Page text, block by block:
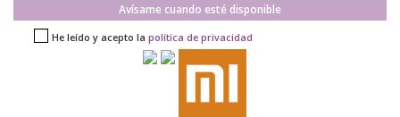
Avísame cuando esté disponible
He leído y acepto la política de privacidad